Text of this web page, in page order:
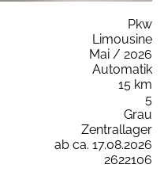
Pkw
Limousine
Mai / 2026
Automatik
15 km
5
Grau
Zentrallager
ab ca. 17.08.2026
2622106